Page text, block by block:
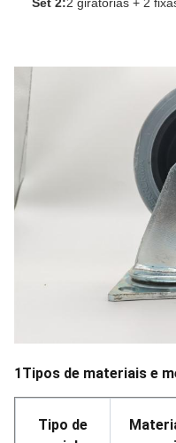
1Tipos de materiais e
Tipo de